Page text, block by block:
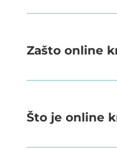
Zašto online
Što je online